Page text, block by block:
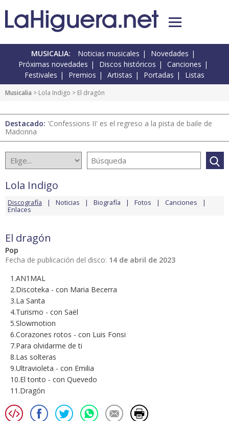
MUSICALIA: Noticias musicales
Novedades
Próximas novedades
Discos históricos
Canciones
Festivales
Premios Artistas Portadas Listas
Musicalia > Lola Indigo > El dragón
Destacado: 'Confessions II' es el regreso a la pista de baile de
Madonna
Lola Indigo
Discografía Noticias Biografía Fotos Canciones
Enlaces
El dragón
Pop
Fecha de publicación del disco: 14 de abril de 2023
1.AN1MAL
2.Discoteka - con Maria Becerra
3.La Santa
4.Turismo - con Saël
5.Slowmotion
6.Corazones rotos - con Luis Fonsi
7.Para olvidarme de ti
8.Las solteras
9.Ultravioleta - con Emilia
10.El tonto - con Quevedo
11.Dragón